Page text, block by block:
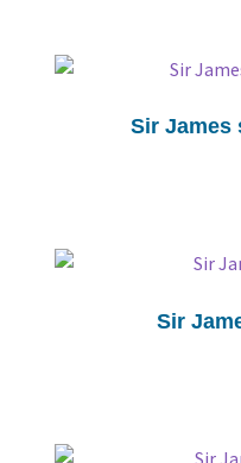
Sir James
Sir